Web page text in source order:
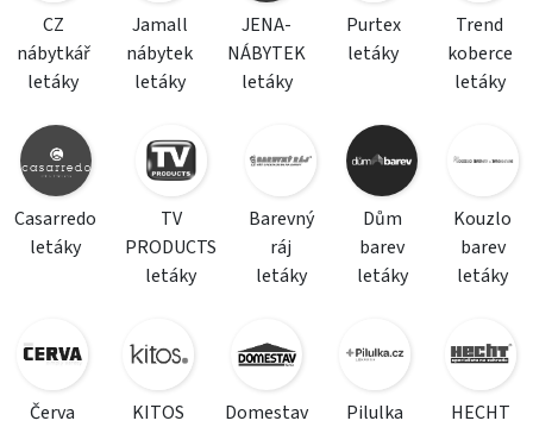
CZ
nábytkář
letáky
Jamall
nábytek
letáky
JENA-
NÁBYTEK
letáky
Purtex
letáky
Trend
koberce
letáky
Casarredo
letáky
TV
PRODUCTS
letáky
Barevný
ráj
letáky
Dům
barev
letáky
Kouzlo
barev
letáky
Červa
KITOS
Domestav
Pilulka
HECHT